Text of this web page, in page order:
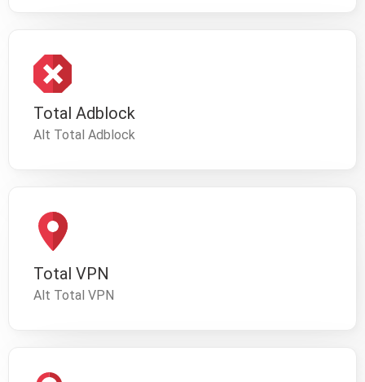
Total Adblock
Alt Total Adblock
Total VPN
Alt Total VPN